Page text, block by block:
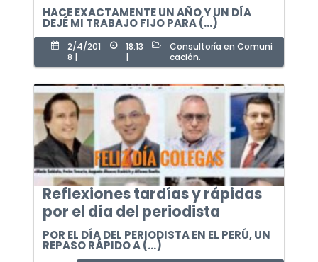
HACE EXACTAMENTE UN AÑO Y UN DÍA
DEJÉ MI TRABAJO FIJO PARA (...)
2/4/201
8 |
18:13
|
Consultoría en Comuni
cación.
Reflexiones tardías y rápidas
por el día del periodista
POR EL DÍA DEL PERIODISTA EN EL PERÚ, UN
REPASO RÁPIDO A (...)